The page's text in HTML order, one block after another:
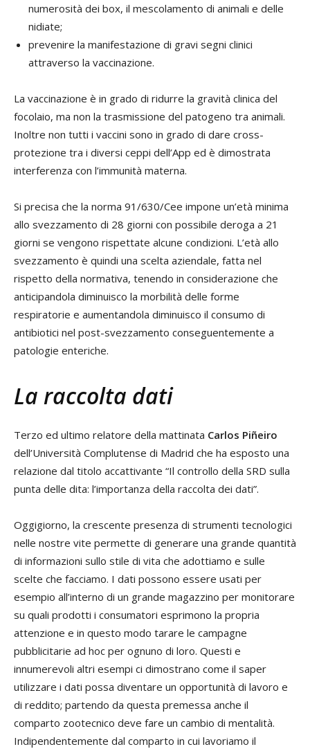
numerosità dei box, il mescolamento di animali e delle
nidiate;
prevenire la manifestazione di gravi segni clinici
attraverso la vaccinazione.
La vaccinazione è in grado di ridurre la gravità clinica del
focolaio, ma non la trasmissione del patogeno tra animali.
Inoltre non tutti i vaccini sono in grado di dare cross-
protezione tra i diversi ceppi dell’App ed è dimostrata
interferenza con l’immunità materna.
Si precisa che la norma 91/630/Cee impone un’età minima
allo svezzamento di 28 giorni con possibile deroga a 21
giorni se vengono rispettate alcune condizioni. L’età allo
svezzamento è quindi una scelta aziendale, fatta nel
rispetto della normativa, tenendo in considerazione che
anticipandola diminuisco la morbilità delle forme
respiratorie e aumentandola diminuisco il consumo di
antibiotici nel post-svezzamento conseguentemente a
patologie enteriche.
La raccolta dati
Terzo ed ultimo relatore della mattinata Carlos Piñeiro
dell’Università Complutense di Madrid che ha esposto una
relazione dal titolo accattivante “Il controllo della SRD sulla
punta delle dita: l’importanza della raccolta dei dati”.
Oggigiorno, la crescente presenza di strumenti tecnologici
nelle nostre vite permette di generare una grande quantità
di informazioni sullo stile di vita che adottiamo e sulle
scelte che facciamo. I dati possono essere usati per
esempio all’interno di un grande magazzino per monitorare
su quali prodotti i consumatori esprimono la propria
attenzione e in questo modo tarare le campagne
pubblicitarie ad hoc per ognuno di loro. Questi e
innumerevoli altri esempi ci dimostrano come il saper
utilizzare i dati possa diventare un opportunità di lavoro e
di reddito; partendo da questa premessa anche il
comparto zootecnico deve fare un cambio di mentalità.
Indipendentemente dal comparto in cui lavoriamo il